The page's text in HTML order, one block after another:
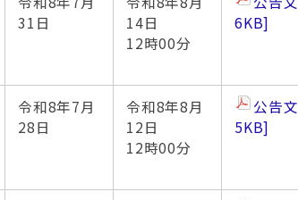
31日
14日
12時00分
6KB]
令和8年7月
28日
令和8年8月
12日
12時00分
公告文
5KB]